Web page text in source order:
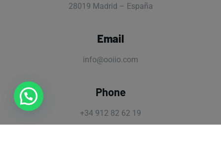
28019 Madrid – España
Email
info@ooiio.com
Phone
+34 912 82 62 19